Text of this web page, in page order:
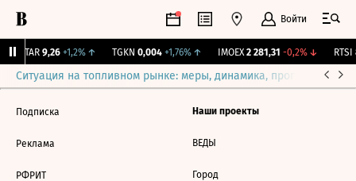
Войти
UTAR 9,26 +1,2%↑ TGKN 0,004 +1,76%↑ IMOEX 2 281,31 -0,2%↓ RTSI
Ситуация на топливном рынке: меры, динамика, прогнозы
Подписка
Реклама
РФРИТ
Наши проекты
ВЕДЫ
Город